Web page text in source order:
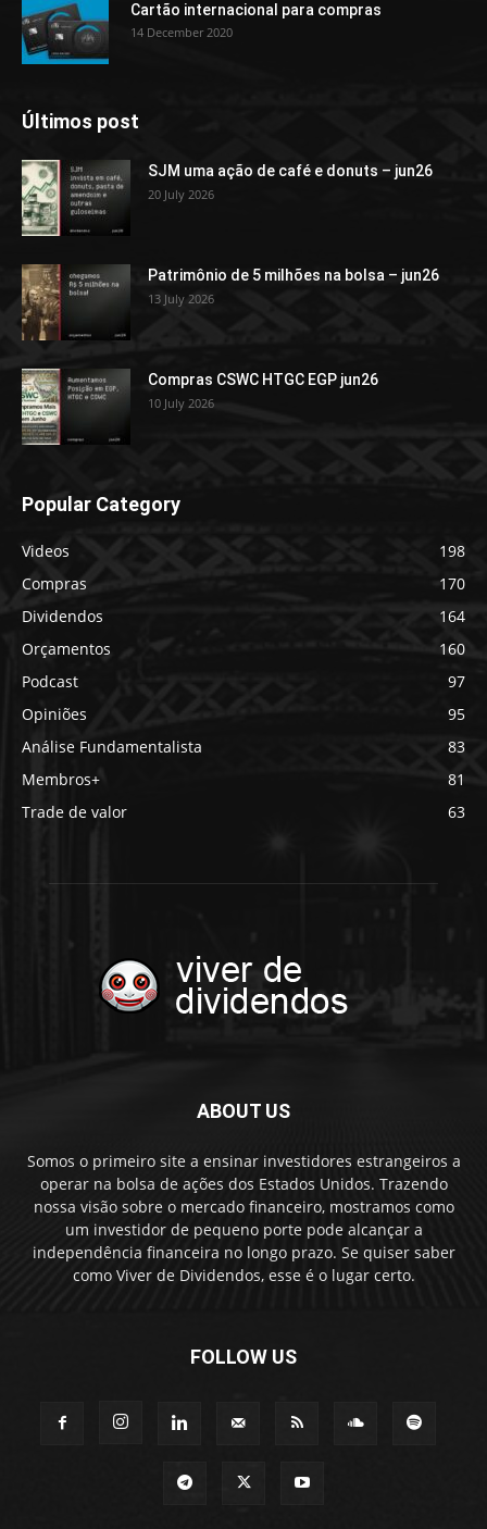
Cartão internacional para compras
14 December 2020
Últimos post
SJM uma ação de café e donuts – jun26
20 July 2026
Patrimônio de 5 milhões na bolsa – jun26
13 July 2026
Compras CSWC HTGC EGP jun26
10 July 2026
Popular Category
Videos
198
Compras
170
Dividendos
164
Orçamentos
160
Podcast
97
Opiniões
95
Análise Fundamentalista
83
Membros+
81
Trade de valor
63
ABOUT US
Somos o primeiro site a ensinar investidores estrangeiros a
operar na bolsa de ações dos Estados Unidos. Trazendo
nossa visão sobre o mercado financeiro, mostramos como
um investidor de pequeno porte pode alcançar a
independência financeira no longo prazo. Se quiser saber
como Viver de Dividendos, esse é o lugar certo.
FOLLOW US